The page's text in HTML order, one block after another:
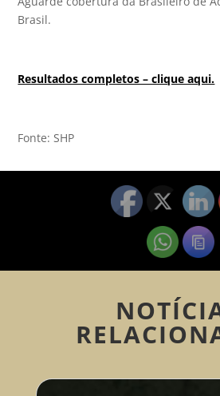
Brasil.
Resultados completos – clique aqui.
Fonte: SHP